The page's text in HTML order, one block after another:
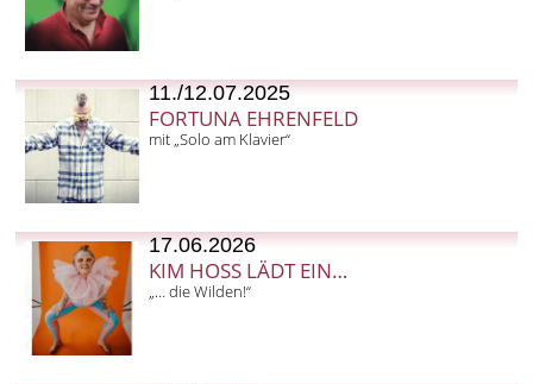
11./12.07.2025
FORTUNA EHRENFELD
mit „Solo am Klavier“
17.06.2026
KIM HOSS LÄDT EIN…
„… die Wilden!“